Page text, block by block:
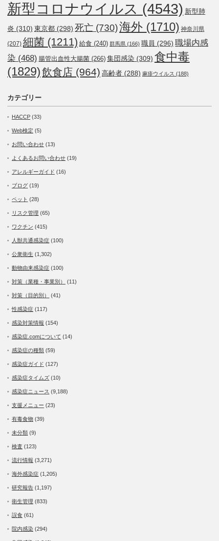
新型コロナウイルス (4543) 新型肺
炎 (310) 東京都 (298) 死亡 (730)海外 (1710) 神奈川県
(207) 細菌 (1211) 給食 (240) 群馬県 (166) 職員 (296) 職場内感
染 (468) 腸管出血性大腸菌 (266) 集団感染 (309) 食中毒
(1829)飲食店 (964) 高齢者 (288) 麻疹ウイルス (188)
カテゴリー
HACCP (33)
Web検定 (5)
お問い合わせ (13)
よくあるお問い合わせ (19)
アレルギーガイド (16)
ブログ (19)
ペット (28)
リスク管理 (65)
ワクチン (415)
人獣共通感染症 (100)
公衆衛生 (1,302)
動物由来感染症 (100)
対策（業種・事業別） (11)
対策（目的別） (41)
性感染症 (117)
感染対策情報 (154)
感染症.comについて (14)
感染症の種類 (59)
感染症ガイド (127)
感染症タイムズ (10)
感染症ニュース (9,188)
支援メニュー (23)
有毒食物 (39)
未分類 (9)
検査 (123)
流行情報 (3,271)
海外感染症 (1,205)
研究報告 (1,197)
衛生管理 (833)
誤食 (61)
院内感染 (294)